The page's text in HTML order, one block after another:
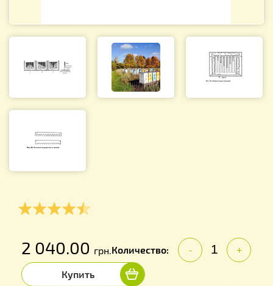
2 040.00 грн.Количество: - +
Купить